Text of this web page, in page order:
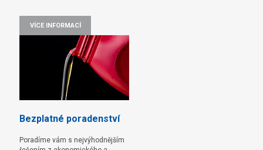
VÍCE INFORMACÍ
Bezplatné poradenství
Poradíme vám s nejvýhodnějším